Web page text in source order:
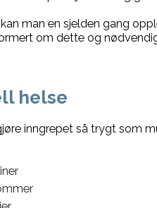
man en sjelden gang
om dette og
helse
inngrepet så trygt som